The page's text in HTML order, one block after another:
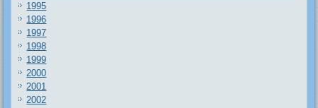
1995
1996
1997
1998
1999
2000
2001
2002